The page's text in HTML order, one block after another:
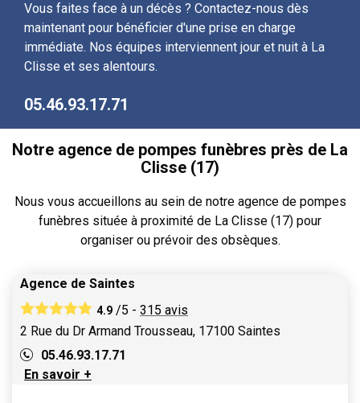
Vous faites face à un décès ? Contactez-nous dès
maintenant pour bénéficier d'une prise en charge
immédiate. Nos équipes interviennent jour et nuit à La
Clisse et ses alentours.
05.46.93.17.71
Notre agence de pompes funèbres près de La
Clisse (17)
Nous vous accueillons au sein de notre agence de pompes
funèbres située à proximité de La Clisse (17) pour
organiser ou prévoir des obsèques.
Agence de Saintes
4.9 /5 - 315 avis
2 Rue du Dr Armand Trousseau, 17100 Saintes
05.46.93.17.71
En savoir +